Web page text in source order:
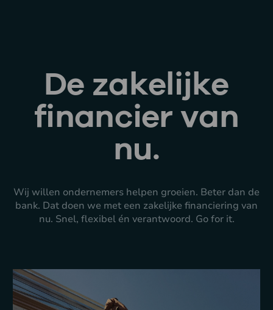
De zakelijke
financier van
nu.
Wij willen ondernemers helpen groeien. Beter dan de
bank. Dat doen we met een zakelijke financiering van
nu. Snel, flexibel én verantwoord. Go for it.